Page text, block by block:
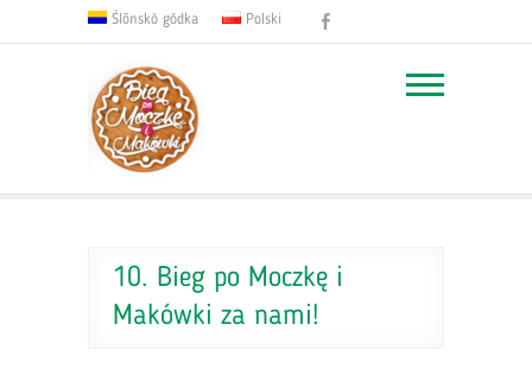
Ślōnskŏ gŏdka Polski
10. Bieg po Moczkę i
Makówki za nami!